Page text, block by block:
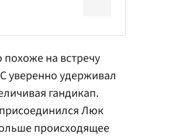
на встречу
уверенно удерживал
гандикап.
Люк
происходящее